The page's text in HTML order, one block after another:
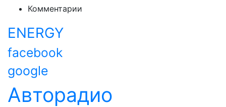
Комментарии
ENERGY
facebook
google
Авторадио